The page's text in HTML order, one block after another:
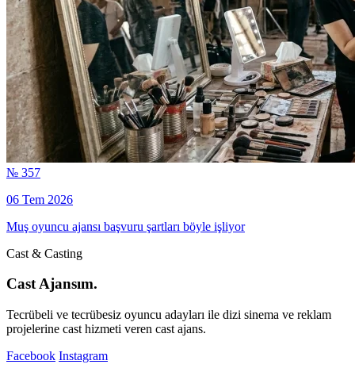
№ 357
06 Tem 2026
Muş oyuncu ajansı başvuru şartları böyle işliyor
Cast & Casting
Cast Ajansım.
Tecrübeli ve tecrübesiz oyuncu adayları ile dizi sinema ve reklam
projelerine cast hizmeti veren cast ajans.
Facebook Instagram